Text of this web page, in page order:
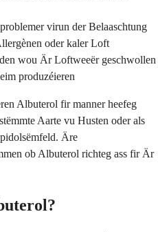
virun der Belaaschtung
oder kaler Loft
wou Är Loftweeër geschwollen
produzéieren
Albuterol fir manner heefeg
Aarte vu Husten oder als
Äre
ob Albuterol richteg ass fir Är